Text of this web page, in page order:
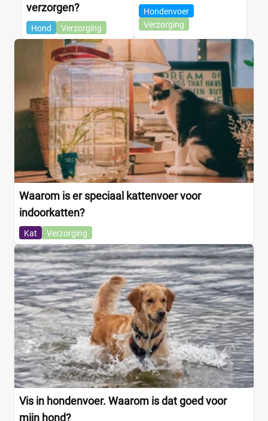
verzorgen?
Hond Verzorging
Hondenvoer
Verzorging
Waarom is er speciaal kattenvoer voor
indoorkatten?
Kat Verzorging
Vis in hondenvoer. Waarom is dat goed voor
mijn hond?